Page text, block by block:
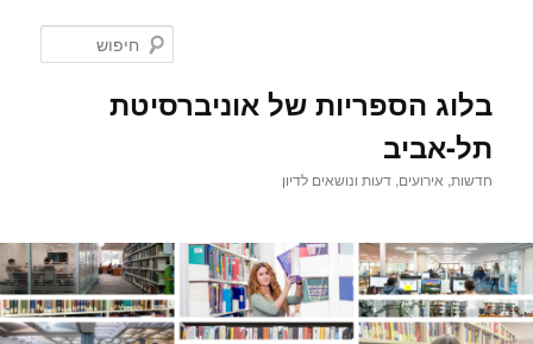
בלוג הספריות של אוניברסיטת
תל-אביב
חדשות, אירועים, דעות ונושאים לדיון